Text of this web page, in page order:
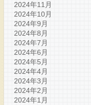
2024年11月
2024年10月
2024年9月
2024年8月
2024年7月
2024年6月
2024年5月
2024年4月
2024年3月
2024年2月
2024年1月